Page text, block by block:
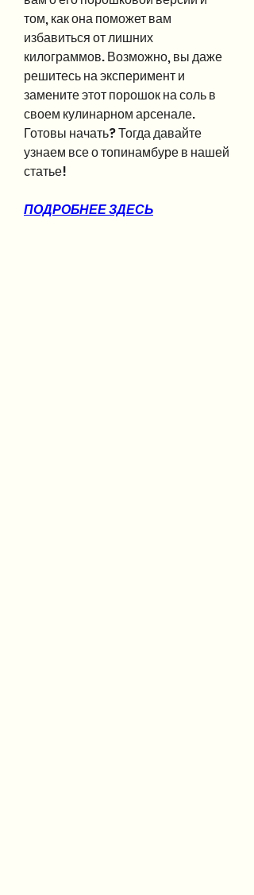
том, как она поможет вам
избавиться от лишних
килограммов. Возможно, вы даже
решитесь на эксперимент и
замените этот порошок на соль в
своем кулинарном арсенале.
Готовы начать? Тогда давайте
узнаем все о топинамбуре в нашей
статье!
ПОДРОБНЕЕ ЗДЕСЬ